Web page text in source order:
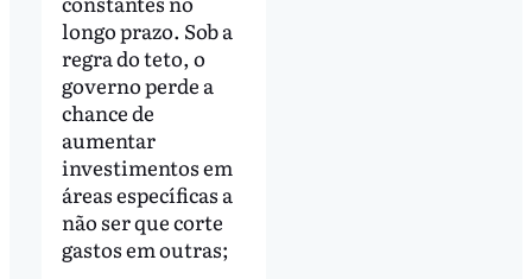
longo prazo. Sob a
regra do teto, o
governo perde a
chance de
aumentar
investimentos em
áreas específicas a
não ser que corte
gastos em outras;